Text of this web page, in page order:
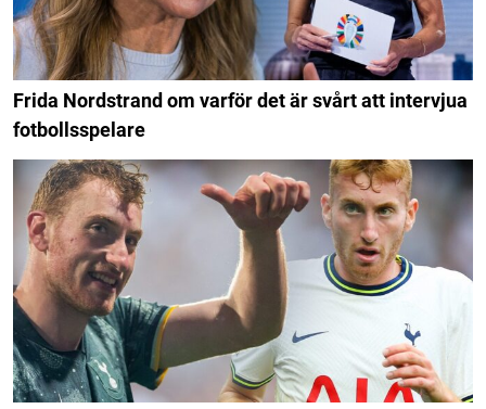
Frida Nordstrand om varför det är svårt att intervjua
fotbollsspelare